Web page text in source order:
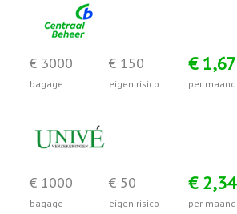
€ 3000
bagage
€ 150
eigen risico
€ 1,67
per maand
€ 1000
bagage
€ 50
eigen risico
€ 2,34
per maand